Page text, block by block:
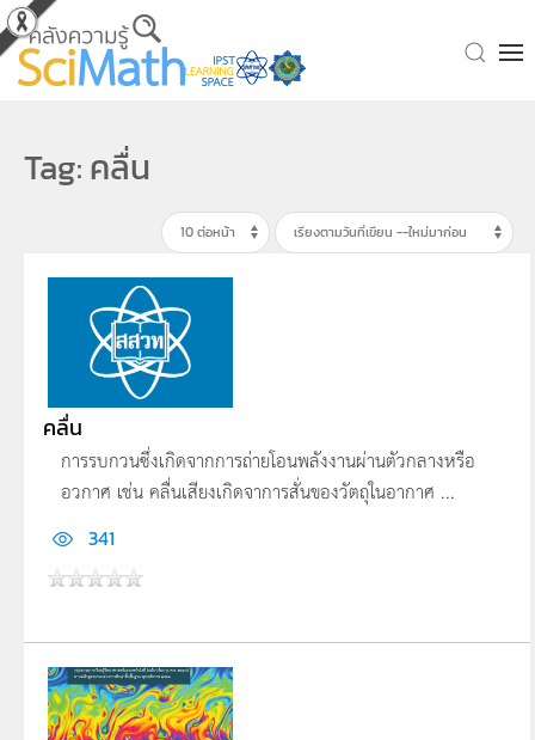
Skip to main content
Tag: คลื่น
คลื่น
การรบกวนซึ่งเกิดจากการถ่ายโอนพลังงานผ่านตัวกลางหรือ
อวกาศ เช่น คลื่นเสียงเกิดจาการสั่นของวัตถุในอากาศ ...
341